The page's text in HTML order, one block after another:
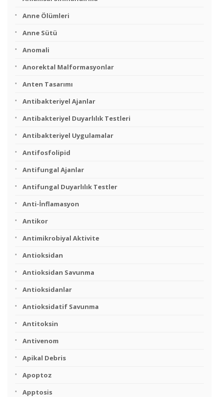
Anne Ölümleri
Anne Sütü
Anomali
Anorektal Malformasyonlar
Anten Tasarımı
Antibakteriyel Ajanlar
Antibakteriyel Duyarlılık Testleri
Antibakteriyel Uygulamalar
Antifosfolipid
Antifungal Ajanlar
Antifungal Duyarlılık Testler
Anti-İnflamasyon
Antikor
Antimikrobiyal Aktivite
Antioksidan
Antioksidan Savunma
Antioksidanlar
Antioksidatif Savunma
Antitoksin
Antivenom
Apikal Debris
Apoptoz
Apptosis